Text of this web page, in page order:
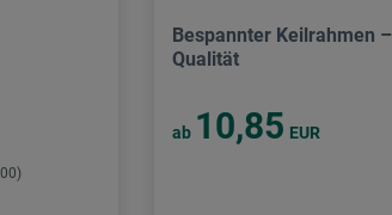
Bespannter Keilrahmen
Qualität
ab 10,85 EUR